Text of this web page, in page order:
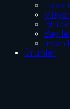
İnsan
Ürünler